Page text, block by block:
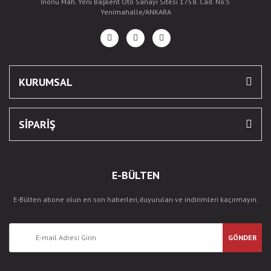
Yenimahalle/ANKARA
KURUMSAL
SİPARİŞ
E-BÜLTEN
E-Bülten abone olun en son haberleri,duyuruları ve indirimleri kaçırmayın.
GÖNDER